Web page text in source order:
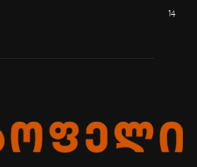
14